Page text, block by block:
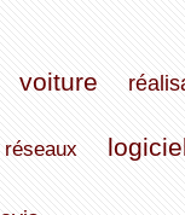
voiture
réseaux